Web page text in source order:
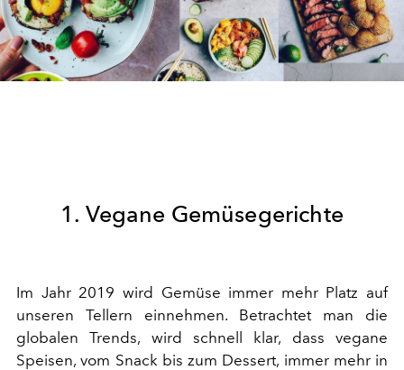
1. Vegane Gemüsegerichte
Im Jahr 2019 wird Gemüse immer mehr Platz auf
unseren Tellern einnehmen. Betrachtet man die
globalen Trends, wird schnell klar, dass vegane
Speisen, vom Snack bis zum Dessert, immer mehr in